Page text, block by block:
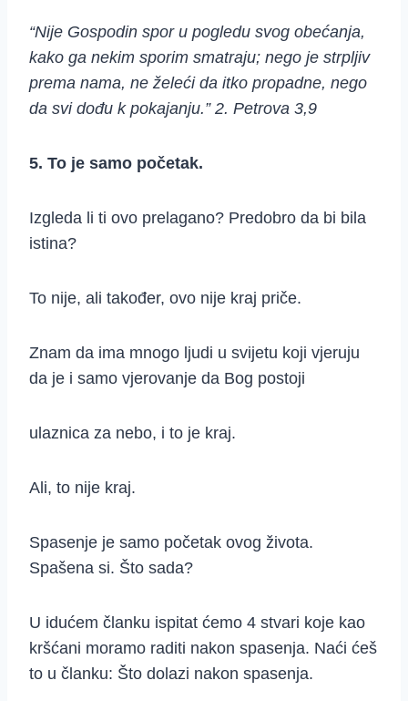
“Nije Gospodin spor u pogledu svog obećanja,
kako ga nekim sporim smatraju; nego je strpljiv
prema nama, ne želeći da itko propadne, nego
da svi dođu k pokajanju.” 2. Petrova 3,9
5. To je samo početak.
Izgleda li ti ovo prelagano? Predobro da bi bila
istina?
To nije, ali također, ovo nije kraj priče.
Znam da ima mnogo ljudi u svijetu koji vjeruju
da je i samo vjerovanje da Bog postoji
ulaznica za nebo, i to je kraj.
Ali, to nije kraj.
Spasenje je samo početak ovog života.
Spašena si. Što sada?
U idućem članku ispitat ćemo 4 stvari koje kao
kršćani moramo raditi nakon spasenja. Naći ćeš
to u članku: Što dolazi nakon spasenja.